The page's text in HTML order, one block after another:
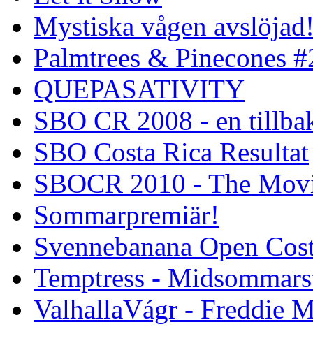
Mystiska vågen
Palmtrees & Pinecones
QUEPASATIVITY
SBO CR 2008 - en
SBO Costa Rica Resultat
SBOCR 2010 - The
Sommarpremiär!
Svennebanana Open
Temptress -
ValhallaVágr - Freddie